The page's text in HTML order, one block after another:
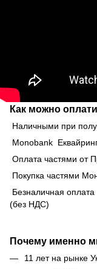
Как можно
Наличными при
Monobank
Оплата частями от
Покупка частями
Безналичная
(без НДС)
Почему именно
11 лет на рынке